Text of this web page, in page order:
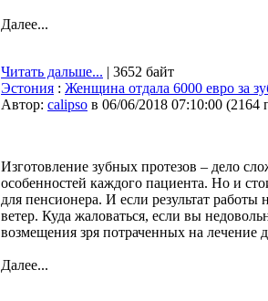
Далее...
Читать дальше... | 3652 байт
Эстония : Женщина отдала 6000 евро за
Автор: calipso в 06/06/2018 07:10:00 (2164
Изготовление зубных протезов – дело
особенностей каждого пациента. Но и
для пенсионера. И если результат
ветер. Куда жаловаться, если вы
возмещения зря потраченных на лечение
Далее...